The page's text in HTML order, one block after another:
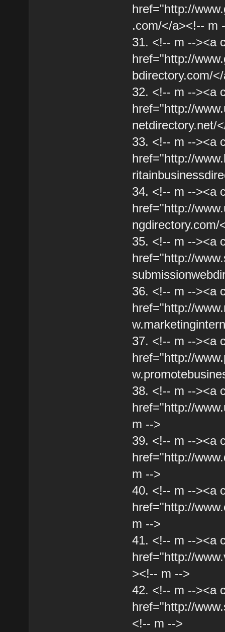
href="http://
.com/</a><!-- m
31. <!-- m --><a
href="http://
bdirectory.com/
32. <!-- m --><a
href="http://
netdirectory.net/
33. <!-- m --><a
href="http://
34. <!-- m --><a
href="http://
ngdirectory.com/
35. <!-- m --><a
href="http://
36. <!-- m --><a
href="http://
37. <!-- m --><a
href="http://
38. <!-- m --><a
href="http://
m -->
39. <!-- m --><a
href="http://
m -->
40. <!-- m --><a
href="http://
m -->
41. <!-- m --><a
href="http://
><!-- m -->
42. <!-- m --><a
href="http://
<!-- m -->